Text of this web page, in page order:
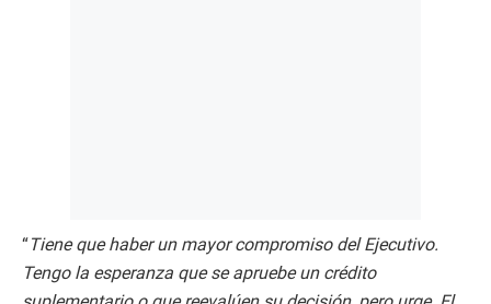
“Tiene que haber un mayor compromiso del Ejecutivo.
Tengo la esperanza que se apruebe un crédito